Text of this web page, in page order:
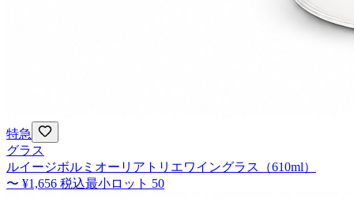
特急
グラス
ルイージボルミオーリアトリエワイングラス（610ml）
〜 ¥1,656 税込最小ロット 50